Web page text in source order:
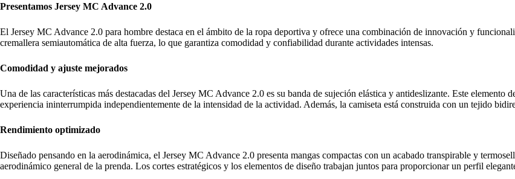
Presentamos Jersey MC Advance 2.0
El Jersey MC Advance 2.0 para hombre destaca en el ámbito de la ropa deportiva y ofrece una combinación de innovación y
cremallera semiautomática de alta fuerza, lo que garantiza comodidad y confiabilidad durante actividades intensas.
Comodidad y ajuste mejorados
Una de las características más destacadas del Jersey MC Advance 2.0 es su banda de sujeción elástica y antideslizante. Este elemento
experiencia ininterrumpida independientemente de la intensidad de la actividad. Además, la camiseta está construida con un tejido
Rendimiento optimizado
Diseñado pensando en la aerodinámica, el Jersey MC Advance 2.0 presenta mangas compactas con un acabado transpirable y
aerodinámico general de la prenda. Los cortes estratégicos y los elementos de diseño trabajan juntos para proporcionar un perfil